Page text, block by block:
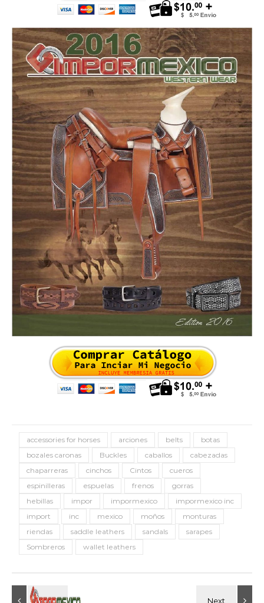
accessories for horses arciones belts
botas
bozales caronas
Buckles caballos
cabezadas
chaparreras
cinchos Cintos
cueros
espinilleras
espuelas frenos
gorras
hebillas
impor impormexico
impormexico inc
import
inc mexico moños
monturas
riendas
saddle leathers sandals
sarapes
Sombreros
wallet leathers